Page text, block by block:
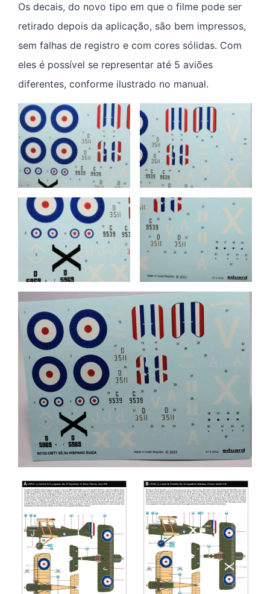
Os decais, do novo tipo em que o filme pode ser
retirado depois da aplicação, são bem impressos,
sem falhas de registro e com cores sólidas. Com
eles é possível se representar até 5 aviões
diferentes, conforme ilustrado no manual.